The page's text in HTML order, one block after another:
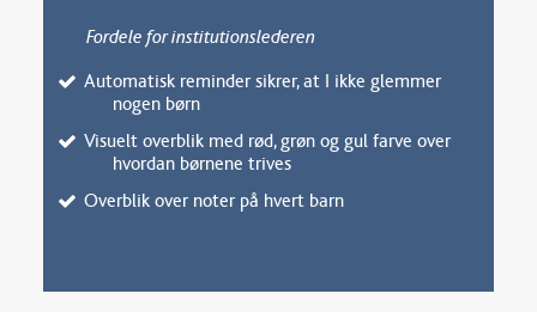
Fordele for institutionslederen
Automatisk reminder sikrer, at I ikke glemmer
nogen børn
Visuelt overblik med rød, grøn og gul farve over
hvordan børnene trives
Overblik over noter på hvert barn